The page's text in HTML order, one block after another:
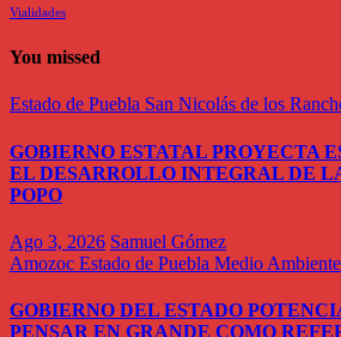
Vialidades
You missed
Estado de Puebla San Nicolás de los
GOBIERNO ESTATAL PROYECTA
EL DESARROLLO INTEGRAL DE
POPO
Ago 3, 2026 Samuel Gómez
Amozoc Estado de Puebla Medio Ambiente
GOBIERNO DEL ESTADO
PENSAR EN GRANDE COMO